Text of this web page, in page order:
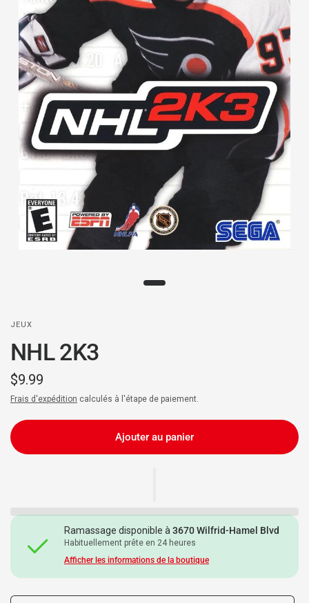
JEUX
NHL 2K3
$9.99
Frais d'expédition calculés à l'étape de paiement.
Ajouter au panier
Ramassage disponible à3670 Wilfrid-Hamel Blvd
Habituellement prête en 24 heures
Afficher les informations de la boutique